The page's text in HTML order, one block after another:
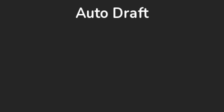
Auto Draft